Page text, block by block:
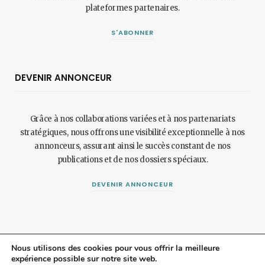
plateformes partenaires.
S'ABONNER
DEVENIR ANNONCEUR
Grâce à nos collaborations variées et à nos partenariats
stratégiques, nous offrons une visibilité exceptionnelle à nos
annonceurs, assurant ainsi le succès constant de nos
publications et de nos dossiers spéciaux.
DEVENIR ANNONCEUR
Nous utilisons des cookies pour vous offrir la meilleure
expérience possible sur notre site web.